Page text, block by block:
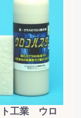
ト工業 ウロ